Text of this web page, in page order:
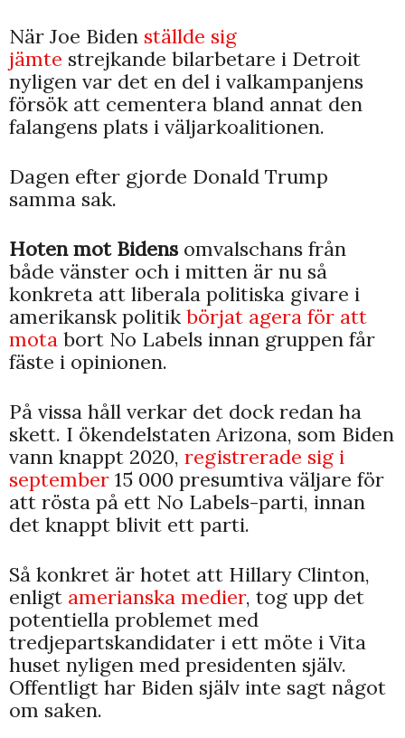
När Joe Biden ställde sig
jämte strejkande bilarbetare i Detroit
nyligen var det en del i valkampanjens
försök att cementera bland annat den
falangens plats i väljarkoalitionen.
Dagen efter gjorde Donald Trump
samma sak.
Hoten mot Bidens omvalschans från
både vänster och i mitten är nu så
konkreta att liberala politiska givare i
amerikansk politik börjat agera för att
mota bort No Labels innan gruppen får
fäste i opinionen.
På vissa håll verkar det dock redan ha
skett. I ökendelstaten Arizona, som Biden
vann knappt 2020, registrerade sig i
september 15 000 presumtiva väljare för
att rösta på ett No Labels-parti, innan
det knappt blivit ett parti.
Så konkret är hotet att Hillary Clinton,
enligt amerianska medier, tog upp det
potentiella problemet med
tredjepartskandidater i ett möte i Vita
huset nyligen med presidenten själv.
Offentligt har Biden själv inte sagt något
om saken.